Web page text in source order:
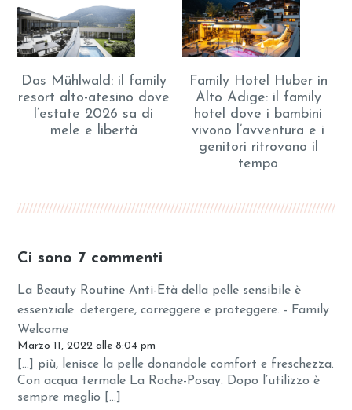
Das Mühlwald: il family
resort alto-atesino dove
l’estate 2026 sa di
mele e libertà
Family Hotel Huber in
Alto Adige: il family
hotel dove i bambini
vivono l’avventura e i
genitori ritrovano il
tempo
Ci sono 7 commenti
La Beauty Routine Anti-Età della pelle sensibile è
essenziale: detergere, correggere e proteggere. - Family
Welcome
Marzo 11, 2022 alle 8:04 pm
[…] più, lenisce la pelle donandole comfort e freschezza.
Con acqua termale La Roche-Posay. Dopo l’utilizzo è
sempre meglio […]